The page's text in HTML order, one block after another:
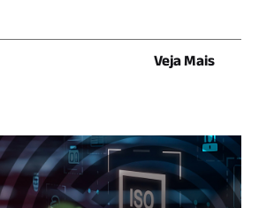
Veja Mais